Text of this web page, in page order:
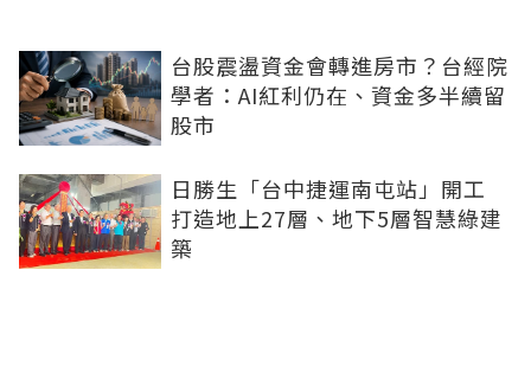
台股震盪資金會轉進房市？台經院
學者：AI紅利仍在、資金多半續留
股市
日勝生「台中捷運南屯站」開工
打造地上27層、地下5層智慧綠建
築